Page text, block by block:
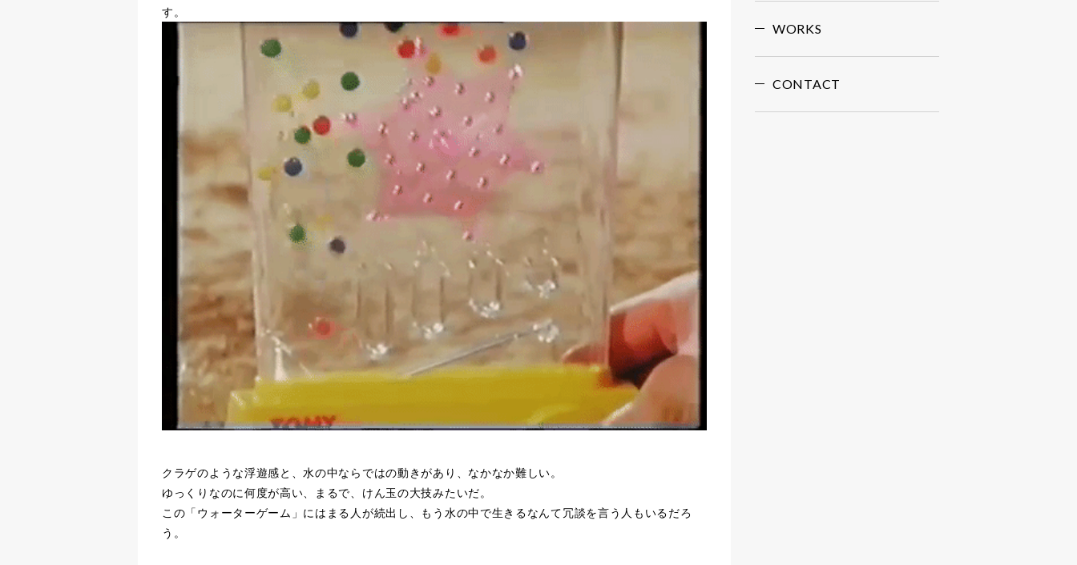
す。
クラゲのような浮遊感と、水の中ならではの動きがあり、なかなか難しい。
ゆっくりなのに何度が高い、まるで、けん玉の大技みたいだ。
この「ウォーターゲーム」にはまる人が続出し、もう水の中で生きるなんて冗談を言う人もいるだろ
う。
WORKS
CONTACT